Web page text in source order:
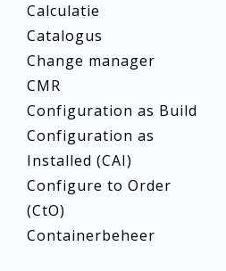
Calculatie
Catalogus
Change manager
CMR
Configuration as Build
Configuration as
Installed (CAI)
Configure to Order
(CtO)
Containerbeheer